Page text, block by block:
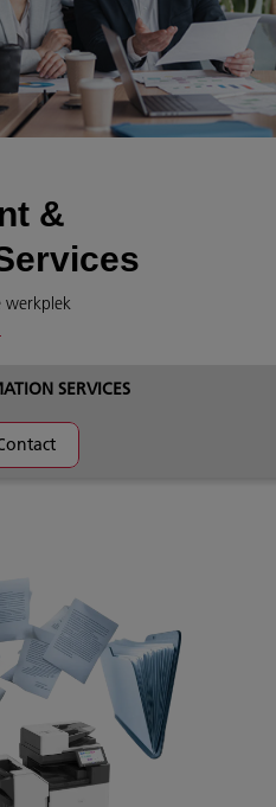
&
werkplek
SERVICES